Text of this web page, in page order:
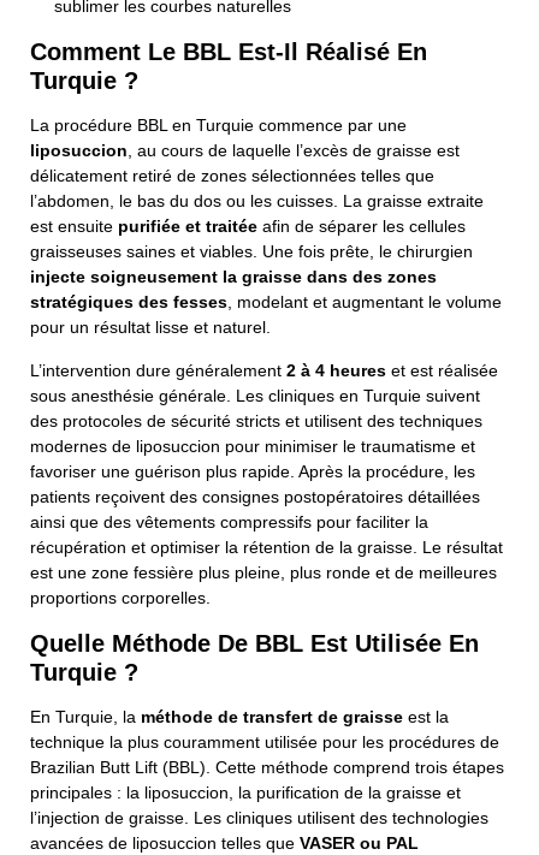
sublimer les courbes naturelles
Comment Le BBL Est-Il Réalisé En
Turquie ?
La procédure BBL en Turquie commence par une
liposuccion , au cours de laquelle l’excès de graisse est
délicatement retiré de zones sélectionnées telles que
l’abdomen, le bas du dos ou les cuisses. La graisse extraite
est ensuite purifiée et traitée afin de séparer les cellules
graisseuses saines et viables. Une fois prête, le chirurgien
injecte soigneusement la graisse dans des zones
stratégiques des fesses , modelant et augmentant le volume
pour un résultat lisse et naturel.
L’intervention dure généralement 2 à 4 heures et est réalisée
sous anesthésie générale. Les cliniques en Turquie suivent
des protocoles de sécurité stricts et utilisent des techniques
modernes de liposuccion pour minimiser le traumatisme et
favoriser une guérison plus rapide. Après la procédure, les
patients reçoivent des consignes postopératoires détaillées
ainsi que des vêtements compressifs pour faciliter la
récupération et optimiser la rétention de la graisse. Le résultat
est une zone fessière plus pleine, plus ronde et de meilleures
proportions corporelles.
Quelle Méthode De BBL Est Utilisée En
Turquie ?
En Turquie, la méthode de transfert de graisse est la
technique la plus couramment utilisée pour les procédures de
Brazilian Butt Lift (BBL). Cette méthode comprend trois étapes
principales : la liposuccion, la purification de la graisse et
l’injection de graisse. Les cliniques utilisent des technologies
avancées de liposuccion telles que VASER ou PAL